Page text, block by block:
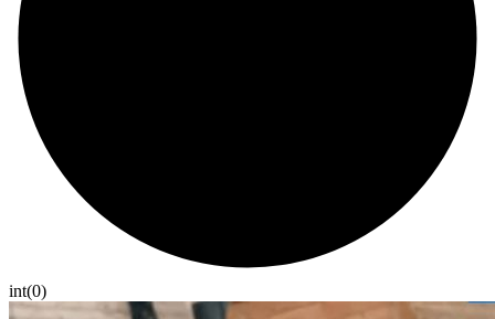
int(0)